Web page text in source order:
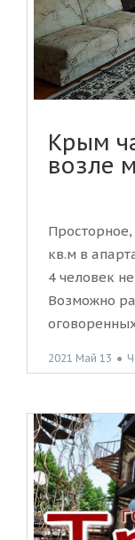
Крым
возле
кв.м в
4 человек
Возможно
2021 Май 13 ●